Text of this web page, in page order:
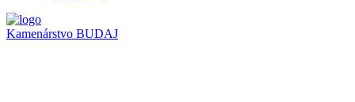
Kamenárstvo BUDAJ